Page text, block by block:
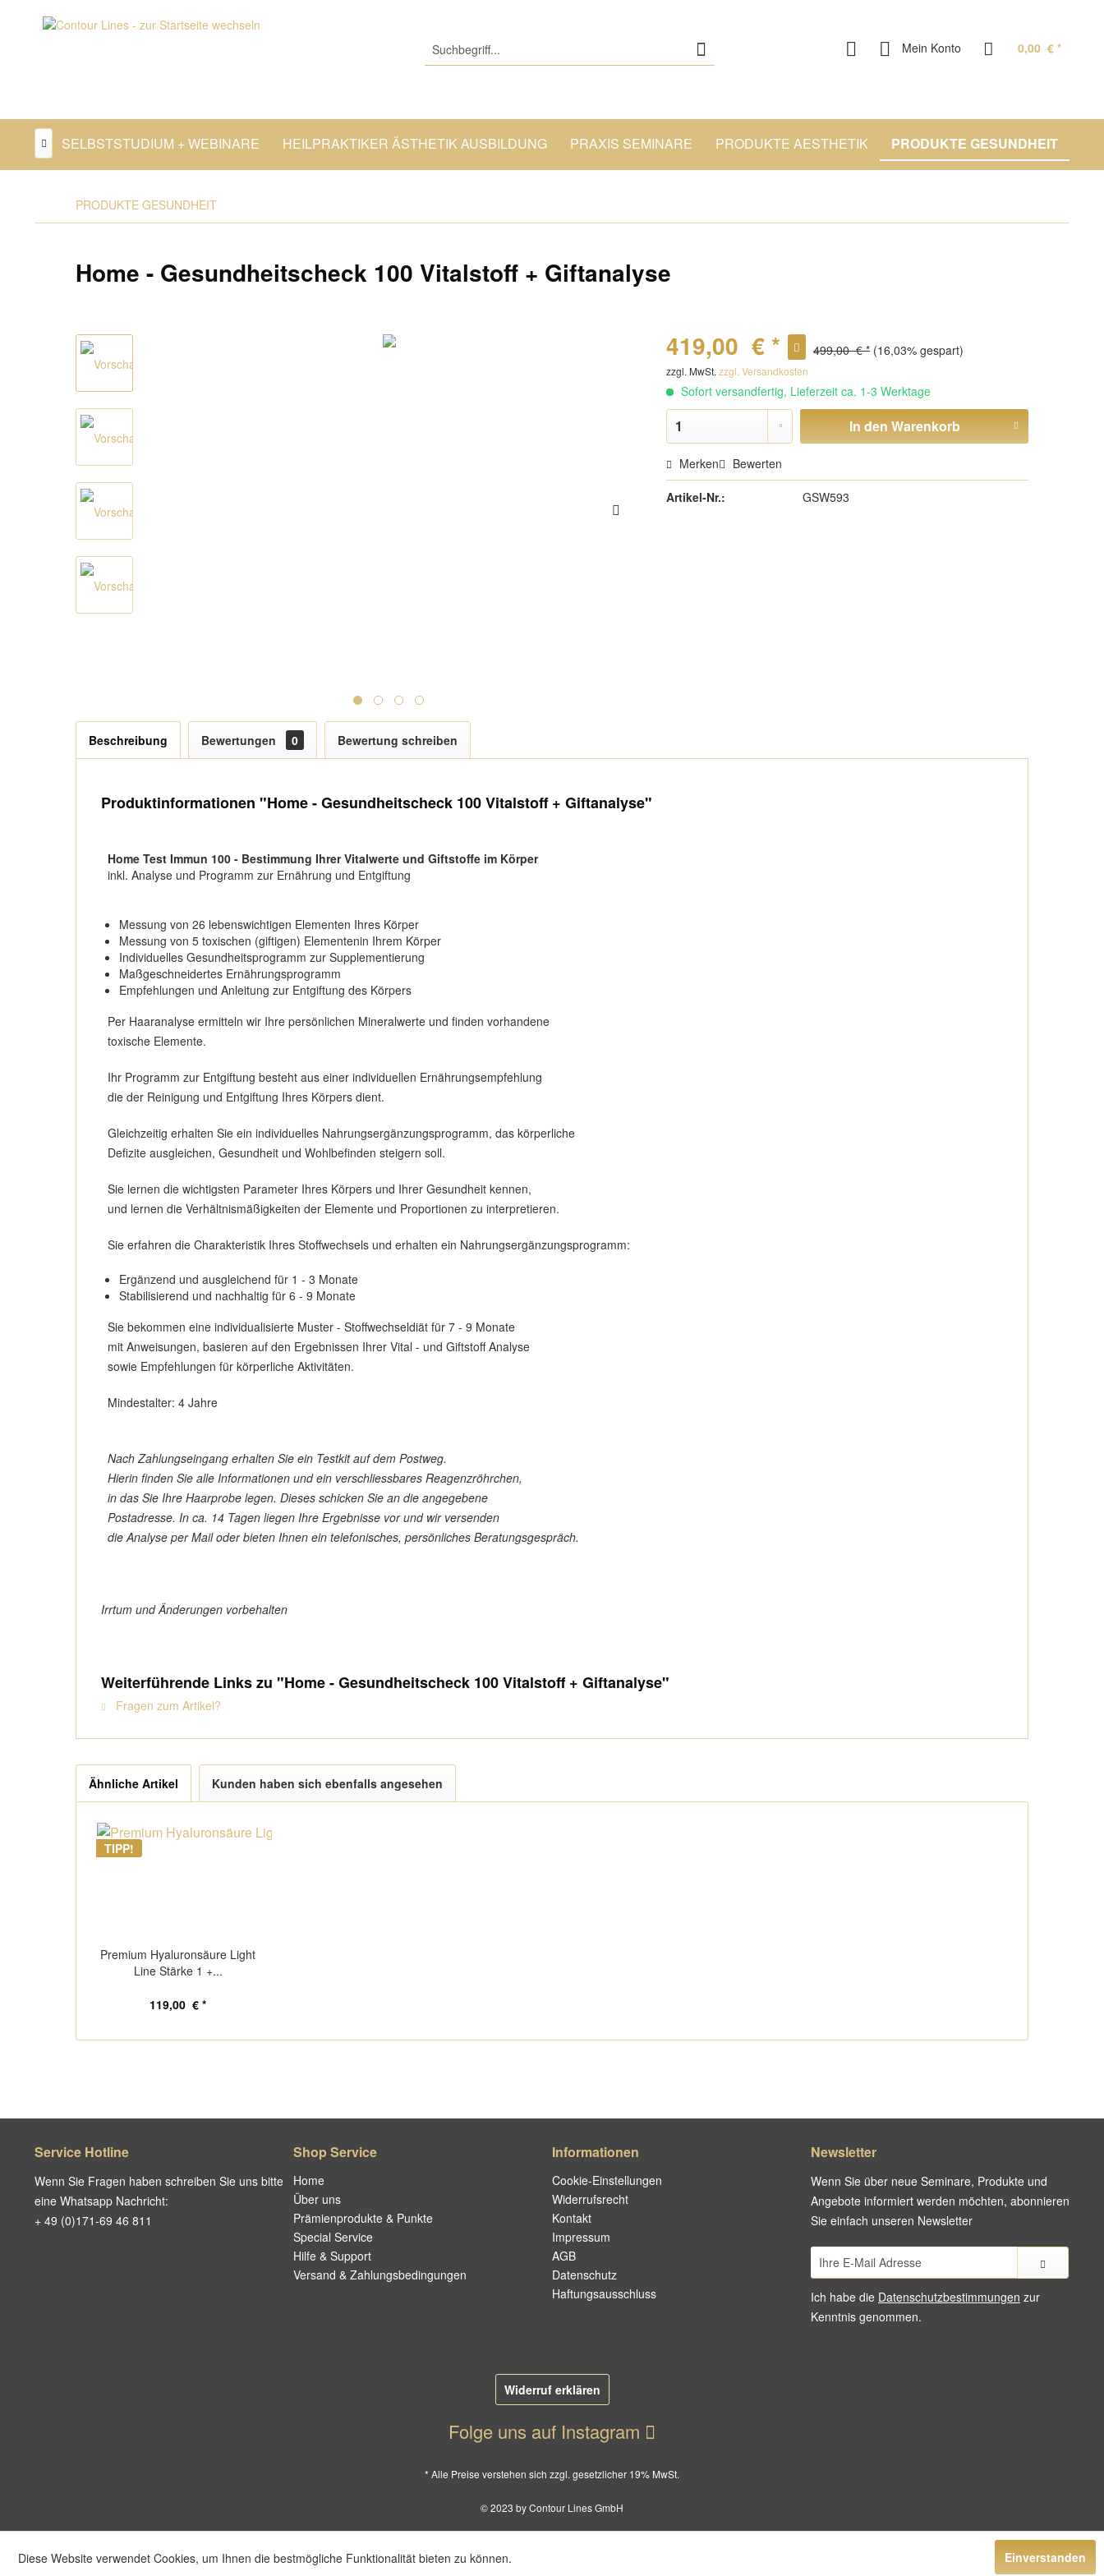
Mein Konto 0,00 € *
SELBSTSTUDIUM + WEBINARE HEILPRAKTIKER ÄSTHETIK AUSBILDUNG PRAXIS SEMINARE PRODUKTE AESTHETIK PRODUKTE GESUNDHEIT

PRODUKTE GESUNDHEIT
Home - Gesundheitscheck 100 Vitalstoff + Giftanalyse
419,00 € * 499,00 € * (16,03% gespart)
zzgl. MwSt.zzgl. Versandkosten
Sofort versandfertig, Lieferzeit ca. 1-3 Werktage
In den Warenkorb
Merken Bewerten
Artikel-Nr.: GSW593
Beschreibung Bewertungen 0 Bewertung schreiben
Produktinformationen "Home - Gesundheitscheck 100 Vitalstoff + Giftanalyse"
Home Test Immun 100 - Bestimmung Ihrer Vitalwerte und Giftstoffe im Körper
inkl. Analyse und Programm zur Ernährung und Entgiftung
Messung von 26 lebenswichtigen Elementen Ihres Körper
Messung von 5 toxischen (giftigen) Elementenin Ihrem Körper
Individuelles Gesundheitsprogramm zur Supplementierung
Maßgeschneidertes Ernährungsprogramm
Empfehlungen und Anleitung zur Entgiftung des Körpers
Per Haaranalyse ermitteln wir Ihre persönlichen Mineralwerte und finden vorhandene
toxische Elemente.
Ihr Programm zur Entgiftung besteht aus einer individuellen Ernährungsempfehlung
die der Reinigung und Entgiftung Ihres Körpers dient.
Gleichzeitig erhalten Sie ein individuelles Nahrungsergänzungsprogramm, das körperliche
Defizite ausgleichen, Gesundheit und Wohlbefinden steigern soll.
Sie lernen die wichtigsten Parameter Ihres Körpers und Ihrer Gesundheit kennen,
und lernen die Verhältnismäßigkeiten der Elemente und Proportionen zu interpretieren.
Sie erfahren die Charakteristik Ihres Stoffwechsels und erhalten ein Nahrungsergänzungsprogramm:
Ergänzend und ausgleichend für 1 - 3 Monate
Stabilisierend und nachhaltig für 6 - 9 Monate
Sie bekommen eine individualisierte Muster - Stoffwechseldiät für 7 - 9 Monate
mit Anweisungen, basieren auf den Ergebnissen Ihrer Vital - und Giftstoff Analyse
sowie Empfehlungen für körperliche Aktivitäten.
Mindestalter: 4 Jahre
Nach Zahlungseingang erhalten Sie ein Testkit auf dem Postweg.
Hierin finden Sie alle Informationen und ein verschliessbares Reagenzröhrchen,
in das Sie Ihre Haarprobe legen. Dieses schicken Sie an die angegebene
Postadresse. In ca. 14 Tagen liegen Ihre Ergebnisse vor und wir versenden
die Analyse per Mail oder bieten Ihnen ein telefonisches, persönliches Beratungsgespräch.
Irrtum und Änderungen vorbehalten
Weiterführende Links zu "Home - Gesundheitscheck 100 Vitalstoff + Giftanalyse"
Fragen zum Artikel?
Ähnliche Artikel Kunden haben sich ebenfalls angesehen
TIPP!
Premium Hyaluronsäure Light
Line Stärke 1 +...
119,00 € *
Service Hotline
Wenn Sie Fragen haben schreiben Sie uns bitte
eine Whatsapp Nachricht:
+ 49 (0)171-69 46 811
Shop Service
Home
Über uns
Prämienprodukte & Punkte
Special Service
Hilfe & Support
Versand & Zahlungsbedingungen
Informationen
Cookie-Einstellungen
Widerrufsrecht
Kontakt
Impressum
AGB
Datenschutz
Haftungsausschluss
Newsletter
Wenn Sie über neue Seminare, Produkte und
Angebote informiert werden möchten, abonnieren
Sie einfach unseren Newsletter
Ich habe die Datenschutzbestimmungen zur
Kenntnis genommen.
Widerruf erklären
Folge uns auf Instagram
* Alle Preise verstehen sich zzgl. gesetzlicher 19% MwSt.
© 2023 by Contour Lines GmbH
Diese Website verwendet Cookies, um Ihnen die bestmögliche Funktionalität bieten zu können. Einverstanden